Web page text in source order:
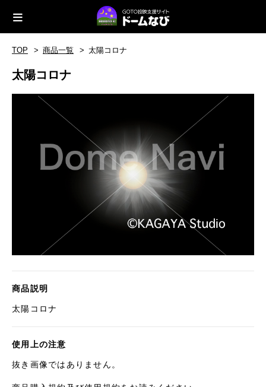
TOP 商品一覧 太陽コロナ
太陽コロナ
商品説明
太陽コロナ
使用上の注意
抜き画像ではありません。